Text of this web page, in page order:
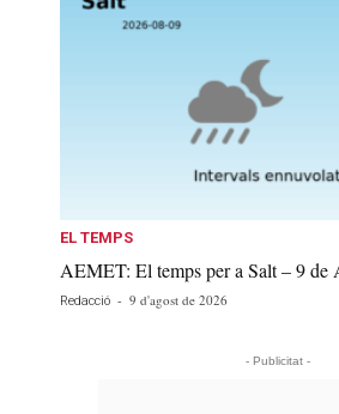
EL TEMPS
AEMET: El temps per a Salt – 9 de
Redacció - 9 d'agost de 2026
- Publicitat -